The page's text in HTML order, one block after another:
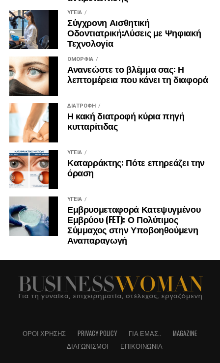
ΥΓΕΊΑ
Σύγχρονη Αισθητική
Οδοντιατρική:Λύσεις με Ψηφιακή
Τεχνολογία
ΟΜΟΡΦΙΆ
Ανανεώστε το βλέμμα σας: Η
λεπτομέρεια που κάνει τη διαφορά
ΔΙΑΤΡΟΦΉ
Η κακή διατροφή κύρια πηγή
κυτταρίτιδας
ΥΓΕΊΑ
Καταρράκτης: Πότε επηρεάζει την
όραση
ΥΓΕΊΑ
Εμβρυομεταφορά Κατεψυγμένου
Εμβρύου (FET): Ο Πολύτιμος
Σύμμαχος στην Υποβοηθούμενη
Αναπαραγωγή
ΌΡΟΙ ΧΡΉΣΗΣ PRIVACY POLICY ΓΙΑ ΕΜΆΣ..
MAGAZINE
ΔΙΑΓΩΝΙΣΜΟΊ
ΕΠΙΚΟΙΝΩΝΊΑ